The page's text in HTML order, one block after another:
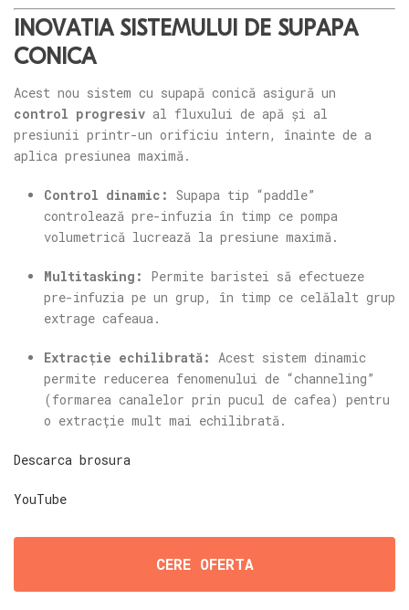
INOVAȚIA SISTEMULUI DE SUPAPĂ
CONICĂ
Acest nou sistem cu supapă conică asigură un
control progresiv al fluxului de apă și al
presiunii printr-un orificiu intern, înainte de a
aplica presiunea maximă.
Control dinamic: Supapa tip “paddle”
controlează pre-infuzia în timp ce pompa
volumetrică lucrează la presiune maximă.
Multitasking:
Permite baristei să efectueze
pre-infuzia pe un grup, în timp ce celălalt grup
extrage cafeaua.
Extracție echilibrată: Acest sistem dinamic
permite reducerea fenomenului de “channeling”
(formarea canalelor prin pucul de cafea) pentru
o extracție mult mai echilibrată.
Descarca brosura
YouTube
CERE OFERTA